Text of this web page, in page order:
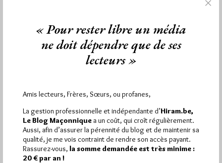
Brossolette, la Grande Loge de France organise le samedi 13
janvier à…
Hier dimanche 9 août 2026, Hiram.be a reçu2 194
visiteset4 830 pagesont été lues (Source :
Pirsch.io)
Plus d’informations
« Pour rester libre un média
ne doit dépendre que de ses
lecteurs »
Amis lecteurs, Frères, Sœurs, ou profanes,
La gestion professionnelle et indépendante d’Hiram.be,
Le Blog Maçonnique a un coût, qui croît régulièrement.
Aussi, afin d’assurer la pérennité du blog et de maintenir sa
qualité, je me vois contraint de rendre son accès payant.
Rassurez-vous, la somme demandée est très minime :
20 € par an !